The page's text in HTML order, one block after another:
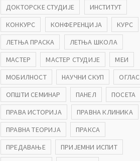
ДОКТОРСКЕ СТУДИЈЕ
ИНСТИТУТ
КОНКУРС
КОНФЕРЕНЦИЈА
КУРС
ЛЕТЊА ПРАСКА
ЛЕТЊА ШКОЛА
МАСТЕР
МАСТЕР СТУДИЈЕ
МЕИ
МОБИЛНОСТ
НАУЧНИ СКУП
ОГЛАС
ОПШТИ СЕМИНАР
ПАНЕЛ
ПОСЕТА
ПРАВА ИСТОРИЈА
ПРАВНА КЛИНИКА
ПРАВНА ТЕОРИЈА
ПРАКСА
ПРЕДАВАЊЕ
ПРИЈЕМНИ ИСПИТ